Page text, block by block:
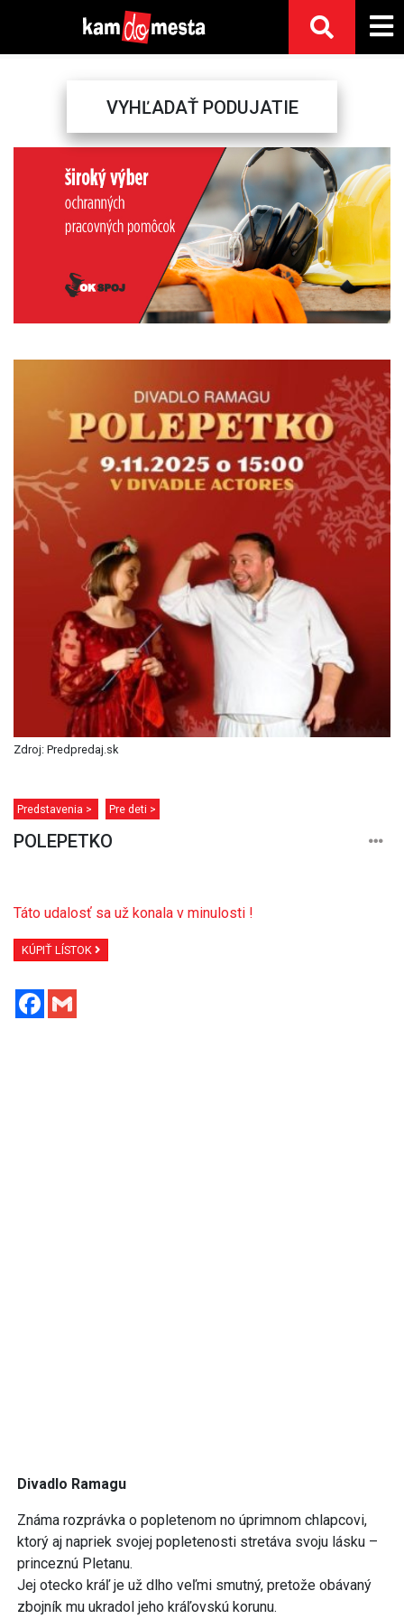
VYHĽADAŤ PODUJATIE
Next
Zdroj: Predpredaj.sk
Predstavenia > Pre deti >
POLEPETKO
Táto udalosť sa už konala v minulosti !
KÚPIŤ LÍSTOK
Facebook
Divadlo Ramagu
Známa rozprávka o popletenom no úprimnom chlapcovi,
ktorý aj napriek svojej popletenosti stretáva svoju lásku –
princeznú Pletanu.
Jej otecko kráľ je už dlho veľmi smutný, pretože obávaný
zbojník mu ukradol jeho kráľovskú korunu.